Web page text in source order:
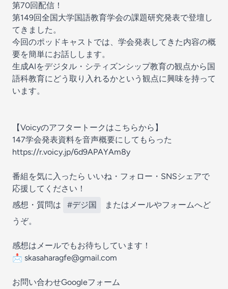
第70回配信！
第149回全国大学国語教育学会の課題研究発表で登壇し
てきました。
今回のポッドキャストでは、学会発表してきた内容の概
要を簡単にお話しします。
生成AIをデジタル・シティズンシップ教育の観点から国
語科教育にどう取り入れるかという観点に興味を持って
います。
【Voicyのアフタートークはこちらから】
147学会発表資料を音声概要にしてもらった
https://r.voicy.jp/6d9APAYAm8y
番組を気に入ったら いいね・フォロー・SNSシェアで
応援してください！
感想・質問は
#デジ国
またはメールやフォームへど
うぞ。
感想はメールでもお待ちしています！
📩 skasaharagfe@gmail.com
お問い合わせGoogleフォーム